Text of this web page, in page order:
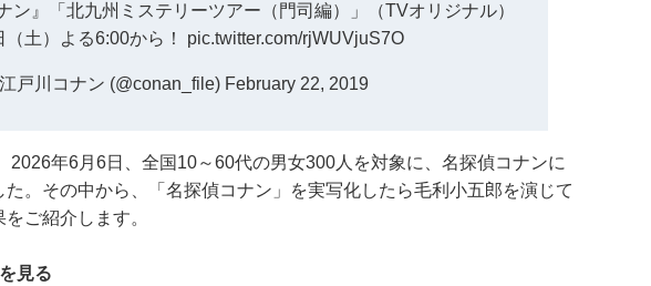
ン』「北九州ミステリーツアー（門司編）」（TVオリジナル）
（土）よる6:00から！ pic.twitter.com/rjWUVjuS7O
戸川コナン (@conan_file) February 22, 2019
2026年6月6日、全国10～60代の男女300人を対象に、名探偵コナンに
。その中から、「名探偵コナン」を実写化したら毛利小五郎を演じて
ご紹介します。
見る